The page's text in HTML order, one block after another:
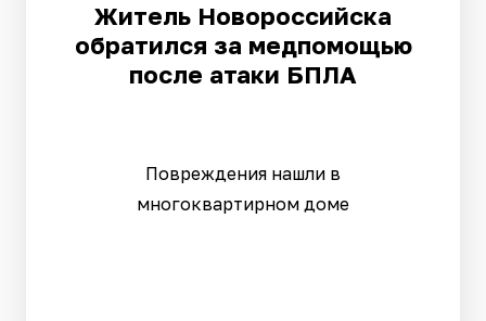
Житель Новороссийска
обратился за медпомощью
после атаки БПЛА
Повреждения нашли в
многоквартирном доме